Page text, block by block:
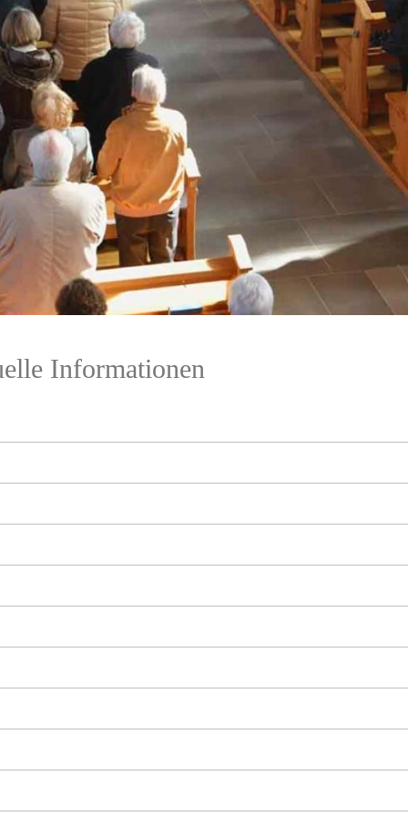
Informationen